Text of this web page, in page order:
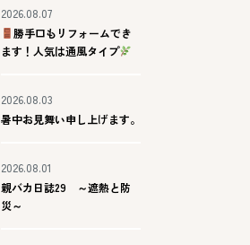
2026.08.07
勝手口もリフォームでき
ます！人気は通風タイプ
2026.08.03
暑中お見舞い申し上げます。
2026.08.01
親バカ日誌29 ～遮熱と防
災～